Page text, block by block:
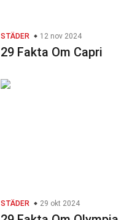
STÄDER 12 nov 2024
29 Fakta Om Capri
STÄDER 29 okt 2024